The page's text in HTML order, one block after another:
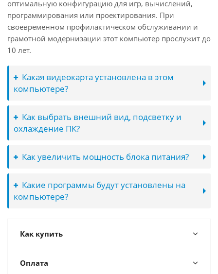
оптимальную конфигурацию для игр, вычислений,
программирования или проектирования. При
своевременном профилактическом обслуживании и
грамотной модернизации этот компьютер прослужит до
10 лет.
Какая видеокарта установлена в этом
компьютере?
Как выбрать внешний вид, подсветку и
охлаждение ПК?
Как увеличить мощность блока питания?
Какие программы будут установлены на
компьютере?
Как купить
Оплата